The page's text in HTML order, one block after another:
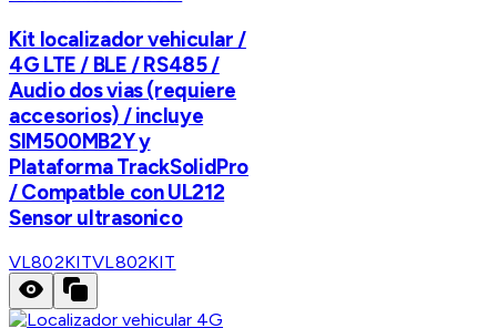
Kit localizador vehicular /
4G LTE / BLE / RS485 /
Audio dos vias (requiere
accesorios) / incluye
SIM500MB2Y y
Plataforma TrackSolidPro
/ Compatble con UL212
Sensor ultrasonico
VL802KITVL802KIT